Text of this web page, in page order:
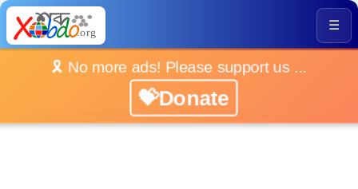
☰
🎗️ No more ads! Please support us ...
💝Donate